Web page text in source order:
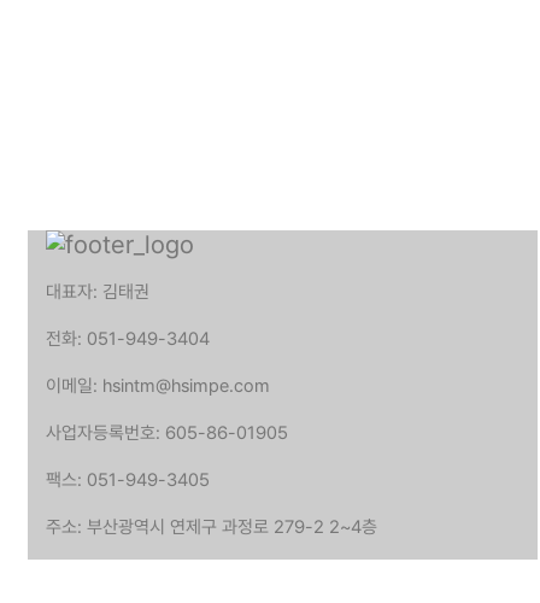
대표자: 김태권
전화: 051-949-3404
이메일: hsintm@hsimpe.com
사업자등록번호: 605-86-01905
팩스: 051-949-3405
주소: 부산광역시 연제구 과정로 279-2 2~4층